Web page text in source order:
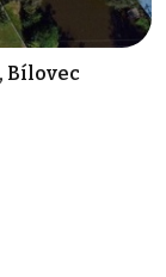
Bílovec